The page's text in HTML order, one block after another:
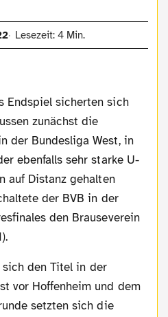
Lesezeit: 4 Min.
Endspiel sicherten sich
zunächst die
der Bundesliga West, in
ebenfalls sehr starke U-
auf Distanz gehalten
der BVB in der
den Brauseverein
vor Hoffenheim und dem
setzten sich die